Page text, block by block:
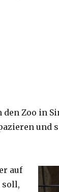
Zoo in
und
auf
soll,